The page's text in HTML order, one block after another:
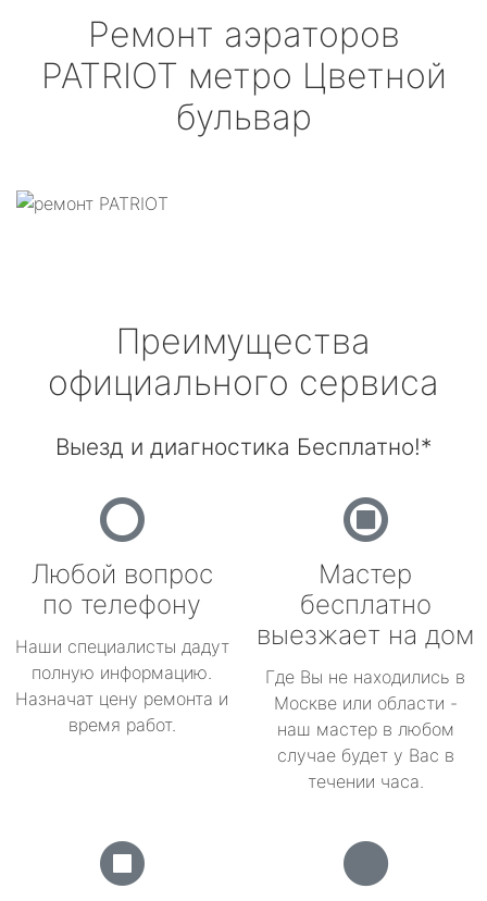
Ремонт аэраторов
PATRIOT метро Цветной
бульвар
Преимущества
официального сервиса
Выезд и диагностика Бесплатно!*
Любой вопрос
по телефону
Наши специалисты дадут
полную информацию.
Назначат цену ремонта и
время работ.
Мастер
бесплатно
выезжает на дом
Где Вы не находились в
Москве или области -
наш мастер в любом
случае будет у Вас в
течении часа.